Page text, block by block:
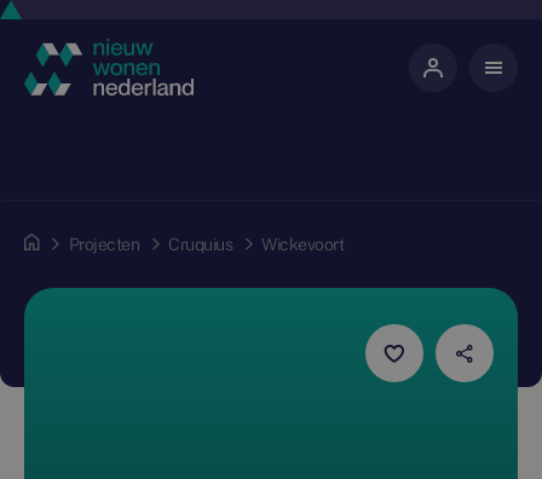
Projecten Cruquius Wickevoort